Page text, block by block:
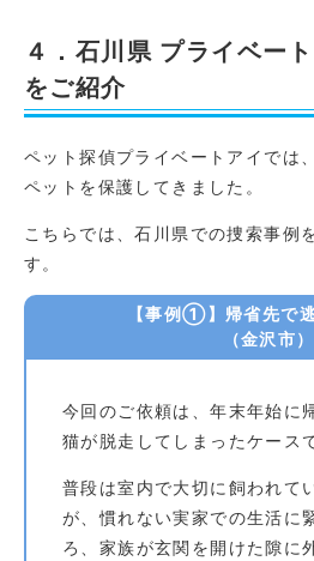
４．石川県 プライベー
をご紹介
ペット探偵プライベートアイでは
ペットを保護してきました。
こちらでは、石川県での捜索事例
す。
【事例①】帰省先で
（金沢市）
今回のご依頼は、年末年始に
猫が脱走してしまったケース
普段は室内で大切に飼われて
が、慣れない実家での生活に
ろ、家族が玄関を開けた隙に